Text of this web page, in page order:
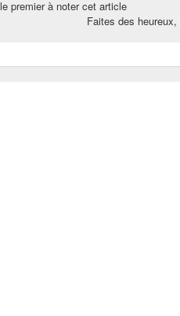
premier à noter cet article
Faites des heureux,